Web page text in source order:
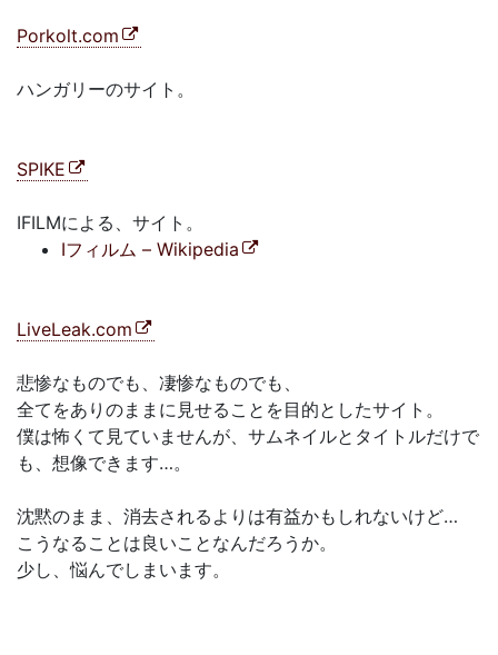
Porkolt.com
ハンガリーのサイト。
SPIKE
IFILMによる、サイト。
Iフィルム – Wikipedia
LiveLeak.com
悲惨なものでも、凄惨なものでも、
全てをありのままに見せることを目的としたサイト。
僕は怖くて見ていませんが、サムネイルとタイトルだけで
も、想像できます…。
沈黙のまま、消去されるよりは有益かもしれないけど…
こうなることは良いことなんだろうか。
少し、悩んでしまいます。